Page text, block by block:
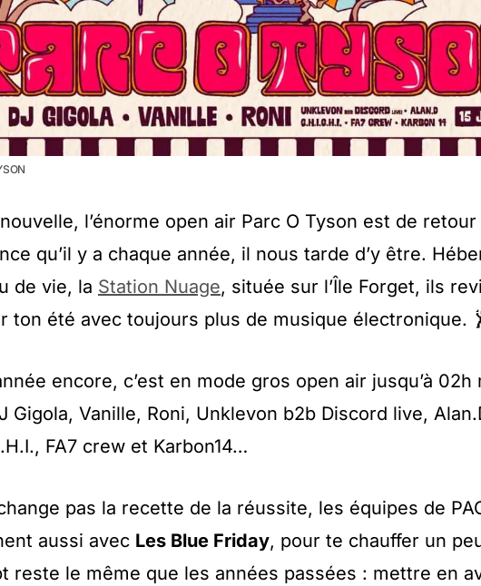
l’énorme open air Parc O Tyson est de retour
qu’il y a chaque année, il nous tarde d’y être.
de vie, la Station Nuage, située sur l’Île Forget, ils
ton été avec toujours plus de musique électronique.
encore, c’est en mode gros open air jusqu’à 02h
Gigola, Vanille, Roni, Unklevon b2b Discord live,
FA7 crew et Karbon14…
pas la recette de la réussite, les équipes de
aussi avec Les Blue Friday, pour te chauffer un
reste le même que les années passées : mettre en